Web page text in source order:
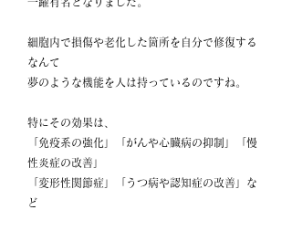
細胞内で損傷や老化した箇所を自分で修復する
なんて
夢のような機能を人は持っているのですね。
特にその効果は、
「免疫系の強化」「がんや心臓病の抑制」「慢
性炎症の改善」
「変形性関節症」「うつ病や認知症の改善」な
ど